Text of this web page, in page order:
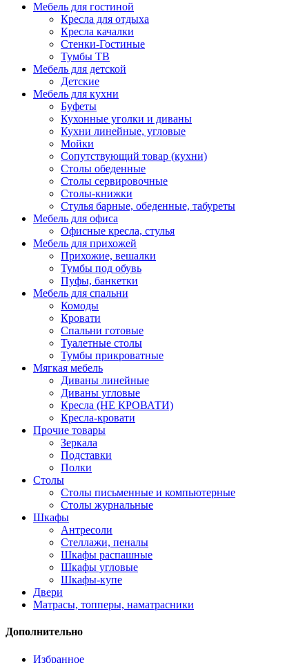
Мебель для гостиной
Кресла для отдыха
Кресла качалки
Стенки-Гостиные
Тумбы ТВ
Мебель для детской
Детские
Мебель для кухни
Буфеты
Кухонные уголки и диваны
Кухни линейные, угловые
Мойки
Сопутствующий товар (кухни)
Столы обеденные
Столы сервировочные
Столы-книжки
Стулья барные, обеденные, табуреты
Мебель для офиса
Офисные кресла, стулья
Мебель для прихожей
Прихожие, вешалки
Тумбы под обувь
Пуфы, банкетки
Мебель для спальни
Комоды
Кровати
Спальни готовые
Туалетные столы
Тумбы прикроватные
Мягкая мебель
Диваны линейные
Диваны угловые
Кресла (НЕ КРОВАТИ)
Кресла-кровати
Прочие товары
Зеркала
Подставки
Полки
Столы
Столы письменные и компьютерные
Столы журнальные
Шкафы
Антресоли
Стеллажи, пеналы
Шкафы распашные
Шкафы угловые
Шкафы-купе
Двери
Матрасы, топперы, наматрасники
Дополнительно
Избранное